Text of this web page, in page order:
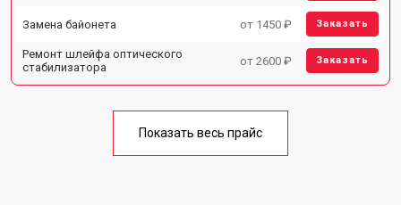
Замена байонета от 1450 ₽ Заказать
Ремонт шлейфа оптического
стабилизатора
от 2600 ₽ Заказать
Показать весь прайс